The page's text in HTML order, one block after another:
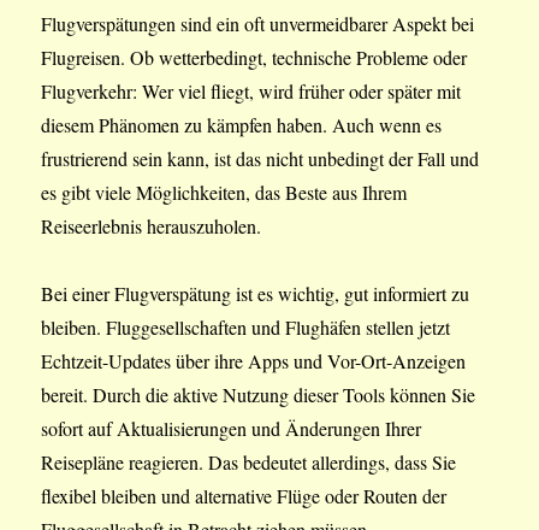
Flugverspätungen sind ein oft unvermeidbarer Aspekt bei
Flugreisen. Ob wetterbedingt, technische Probleme oder
Flugverkehr: Wer viel fliegt, wird früher oder später mit
diesem Phänomen zu kämpfen haben. Auch wenn es
frustrierend sein kann, ist das nicht unbedingt der Fall und
es gibt viele Möglichkeiten, das Beste aus Ihrem
Reiseerlebnis herauszuholen.
Bei einer Flugverspätung ist es wichtig, gut informiert zu
bleiben. Fluggesellschaften und Flughäfen stellen jetzt
Echtzeit-Updates über ihre Apps und Vor-Ort-Anzeigen
bereit. Durch die aktive Nutzung dieser Tools können Sie
sofort auf Aktualisierungen und Änderungen Ihrer
Reisepläne reagieren. Das bedeutet allerdings, dass Sie
flexibel bleiben und alternative Flüge oder Routen der